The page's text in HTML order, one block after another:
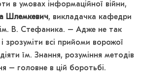
в умовах інформаційної війни,
Шлемкевич, викладачка кафедри
В. Стефаника. – Адже не так
зрозуміти всі прийоми ворожої
їм. Знання, розуміння методів
– головне в цій боротьбі.